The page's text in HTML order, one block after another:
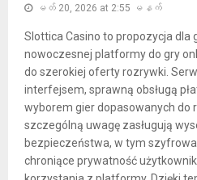
မတ် 20, 2026 at 2:55 မနက်
Slottica Casino to propozycja dla
nowoczesnej platformy do gry
do szerokiej oferty rozrywki.
interfejsem, sprawną obsługą
wyborem gier dopasowanych do
szczególną uwagę zasługują
bezpieczeństwa, w tym
chroniące prywatność